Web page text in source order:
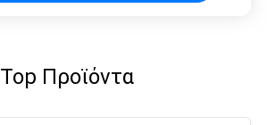
Top Προϊόντα